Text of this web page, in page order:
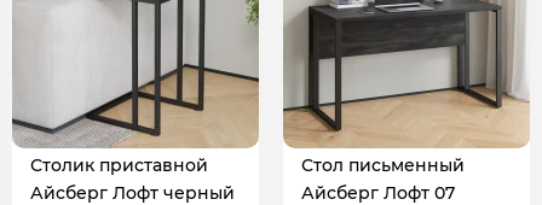
Столик приставной
Айсберг Лофт черный
Стол письменный
Айсберг Лофт 07